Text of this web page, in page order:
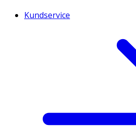
Kundservice